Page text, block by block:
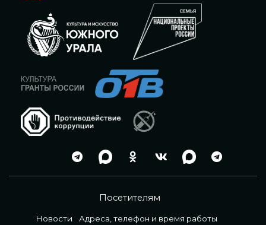
Посетителям
Новости
Адреса, телефон и время работы